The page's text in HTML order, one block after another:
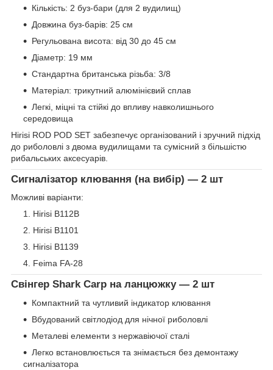
Кількість: 2 буз-бари (для 2 вудилищ)
Довжина буз-барів: 25 см
Регульована висота: від 30 до 45 см
Діаметр: 19 мм
Стандартна британська різьба: 3/8
Матеріал: трикутний алюмінієвий сплав
Легкі, міцні та стійкі до впливу навколишнього
середовища
Hirisi ROD POD SET забезпечує організований і зручний підхід
до риболовлі з двома вудилищами та сумісний з більшістю
рибальських аксесуарів.
Сигналізатор клювання (на вибір) — 2 шт
Можливі варіанти:
Hirisi B112B
Hirisi B1101
Hirisi B1139
Feima FA-28
Свінгер Shark Carp на ланцюжку — 2 шт
Компактний та чутливий індикатор клювання
Вбудований світлодіод для нічної риболовлі
Металеві елементи з нержавіючої сталі
Легко встановлюється та знімається без демонтажу
сигналізатора